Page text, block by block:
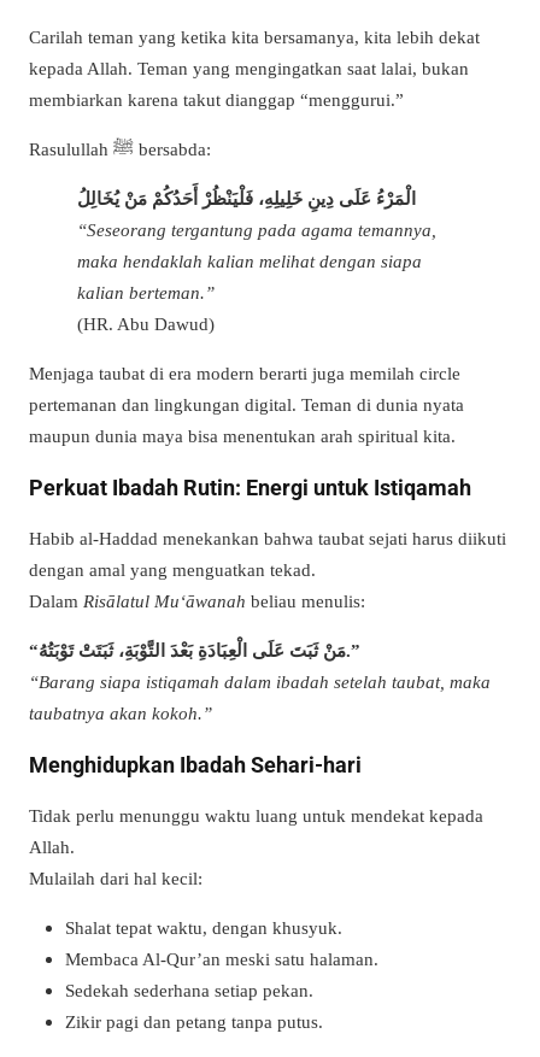
Carilah teman yang ketika kita bersamanya, kita lebih dekat
kepada Allah. Teman yang mengingatkan saat lalai, bukan
membiarkan karena takut dianggap “menggurui.”
Rasulullah ﷺ bersabda:
الْمَرْءُ عَلَى دِينِ خَلِيلِهِ، فَلْيَنْظُرْ أَحَدُكُمْ مَنْ يُخَالِلُ
“Seseorang tergantung pada agama temannya,
maka hendaklah kalian melihat dengan siapa
kalian berteman.”
(HR. Abu Dawud)
Menjaga taubat di era modern berarti juga memilah circle
pertemanan dan lingkungan digital. Teman di dunia nyata
maupun dunia maya bisa menentukan arah spiritual kita.
Perkuat Ibadah Rutin: Energi untuk Istiqamah
Habib al-Haddad menekankan bahwa taubat sejati harus diikuti
dengan amal yang menguatkan tekad.
Dalam Risālatul Mu‘āwanah beliau menulis:
“مَنْ ثَبَتَ عَلَى الْعِبَادَةِ بَعْدَ التَّوْبَةِ، ثَبَتَتْ تَوْبَتُهُ.”
“Barang siapa istiqamah dalam ibadah setelah taubat, maka
taubatnya akan kokoh.”
Menghidupkan Ibadah Sehari-hari
Tidak perlu menunggu waktu luang untuk mendekat kepada
Allah.
Mulailah dari hal kecil:
Shalat tepat waktu, dengan khusyuk.
Membaca Al-Qur’an meski satu halaman.
Sedekah sederhana setiap pekan.
Zikir pagi dan petang tanpa putus.